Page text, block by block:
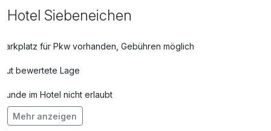
Hotel Siebeneichen
Parkplatz für Pkw vorhanden, Gebühren möglich
Gut bewertete Lage
Hunde im Hotel nicht erlaubt
Auch vegetarische Speisen
Mehr anzeigen